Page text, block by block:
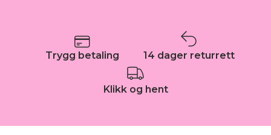
Trygg betaling 14 dager returrett
Klikk og hent